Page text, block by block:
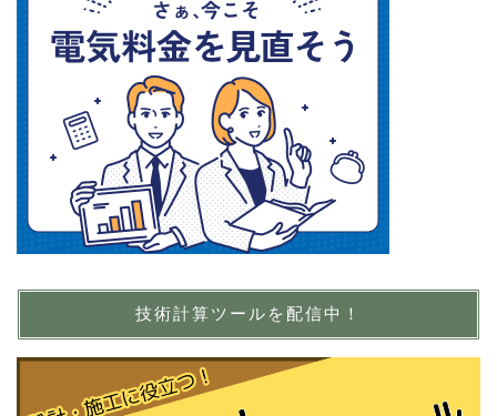
技術計算ツールを配信中！